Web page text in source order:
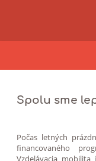
Súťaž
izbu
Spolu sme
Počas letných
financovaného
Vzdelávacia